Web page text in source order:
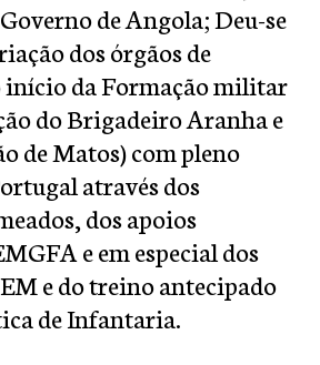
de Angola; Deu-se
dos órgãos de
início da Formação militar
do Brigadeiro Aranha e
de Matos) com pleno
através dos
dos apoios
e em especial dos
e do treino antecipado
de Infantaria.